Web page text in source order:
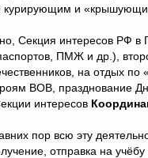
и
Секция интересов РФ в
ПМЖ и др.),
на отдых
ВОВ, празднование
интересов
пор всю эту
отправка на